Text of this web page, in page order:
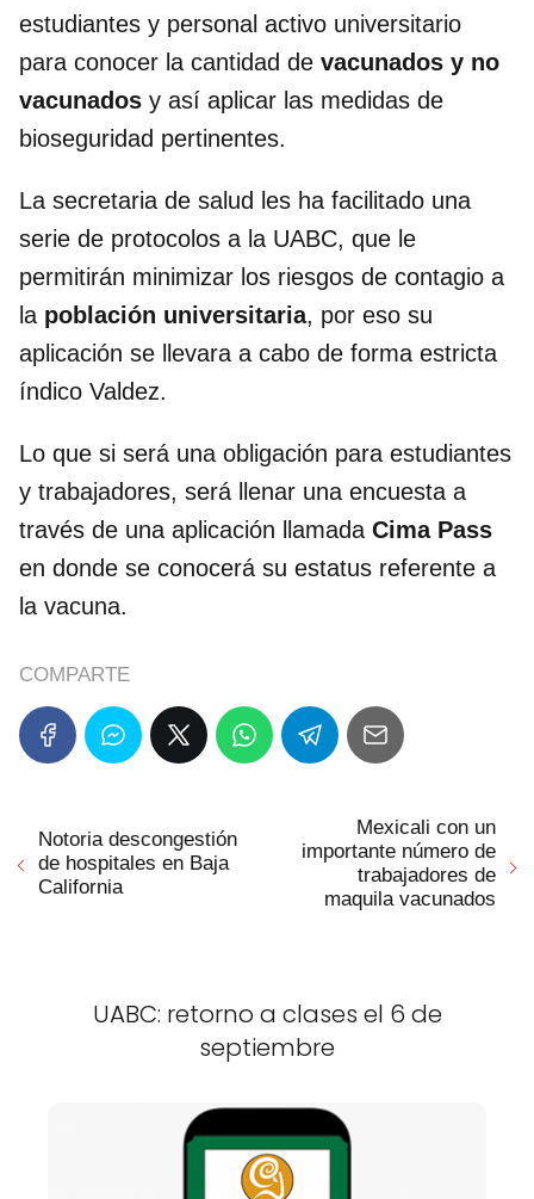
estudiantes y personal activo universitario
para conocer la cantidad de vacunados y no
vacunados y así aplicar las medidas de
bioseguridad pertinentes.
La secretaria de salud les ha facilitado una
serie de protocolos a la UABC, que le
permitirán minimizar los riesgos de contagio a
la población universitaria, por eso su
aplicación se llevara a cabo de forma estricta
índico Valdez.
Lo que si será una obligación para estudiantes
y trabajadores, será llenar una encuesta a
través de una aplicación llamada Cima Pass
en donde se conocerá su estatus referente a
la vacuna.
COMPARTE
Notoria descongestión
de hospitales en Baja
California
Mexicali con un
importante número de
trabajadores de
maquila vacunados
UABC: retorno a clases el 6 de
septiembre